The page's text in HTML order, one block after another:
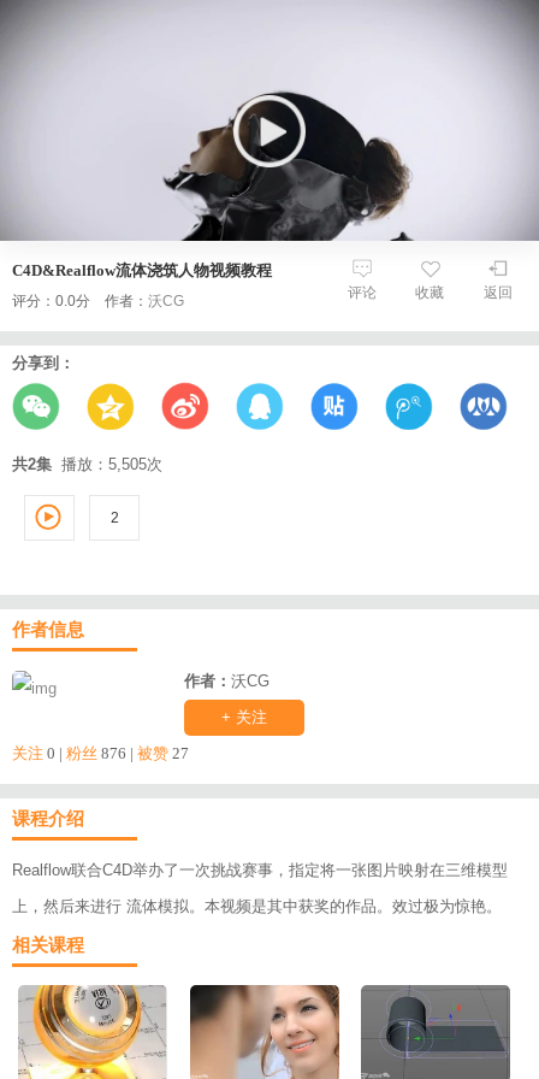
C4D&Realflow流体浇筑人物视频教程
评分：0.0分 作者： 沃CG 返回
收藏
评论
分享到：
共2集 播放：5,505次
2
作者信息
作者：沃CG
+ 关注
关注 0 | 粉丝 876 | 被赞 27
课程介绍
Realflow联合C4D举办了一次挑战赛事，指定将一张图片映射在三维模型
上，然后来进行 流体模拟。本视频是其中获奖的作品。效过极为惊艳。
相关课程